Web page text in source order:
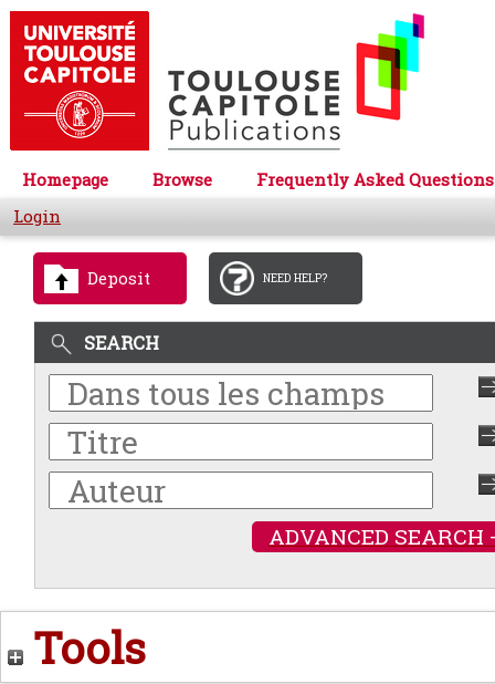
Homepage Browse
Frequently Asked Questions
Login
Deposit NEED HELP?
SEARCH
ADVANCED SEARCH
Tools